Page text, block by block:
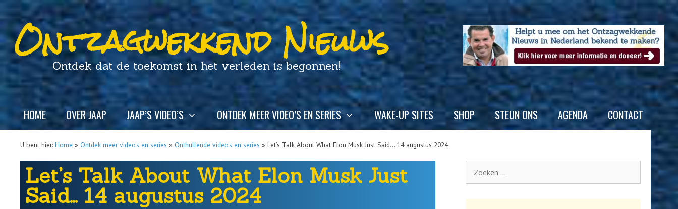
Ontzagwekkend Nieuws
Ontdek dat de toekomst in het verleden is begonnen!
HOME OVER JAAP JAAP’S VIDEO’S ONTDEK MEER VIDEO’S EN SERIES WAKE-UP SITES SHOP STEUN ONS AGENDA CONTACT
U bent hier: Home » Ontdek meer video's en series » Onthullende video's en series » Let’s Talk About What Elon Musk Just Said… 14 augustus 2024
Let’s Talk About What Elon Musk Just
Said… 14 augustus 2024